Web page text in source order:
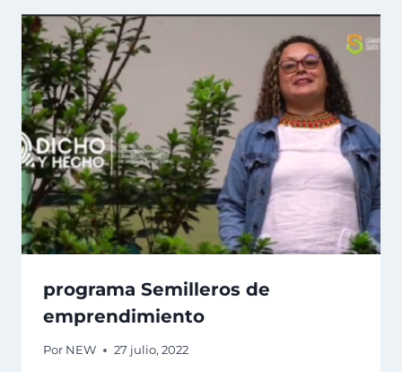
programa Semilleros de
emprendimiento
Por NEW 27 julio, 2022